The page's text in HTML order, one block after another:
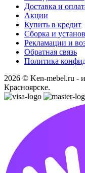
Доставка и
Акции
Купить в кредит
Сборка и
Рекламации и
Обратная связь
Политика
2026 © Ken-mebel.ru -
Красноярске.